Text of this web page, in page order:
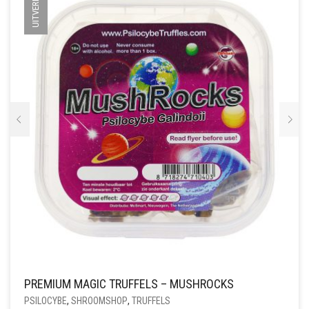
GEKOZEN
WORDEN
OP
DE
PRODUCTPAGINA
PREMIUM MAGIC TRUFFELS – MUSHROCKS
PSILOCYBE, SHROOMSHOP, TRUFFELS